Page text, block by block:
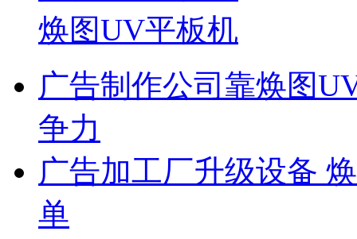
焕图UV平板机
广告制作公司靠焕图
争力
广告加工厂升级设备
单